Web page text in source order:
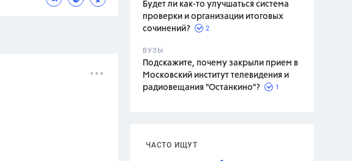
Будет ли как-то улучшаться система
проверки и организации итоговых
сочинений?
2
ВУЗЫ
Подскажите, почему закрыли прием в
Московский институт телевидения и
радиовещания "Останкино"?
1
ЧАСТО ИЩУТ